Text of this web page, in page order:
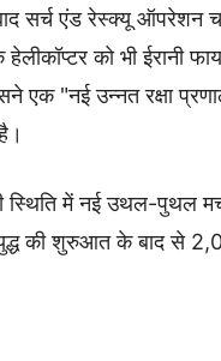
बाद सर्च एंड रेस्क्यू
को भी ईरानी
एक "नई उन्नत रक्षा
में नई उथल-पुथल
की शुरुआत के बाद से